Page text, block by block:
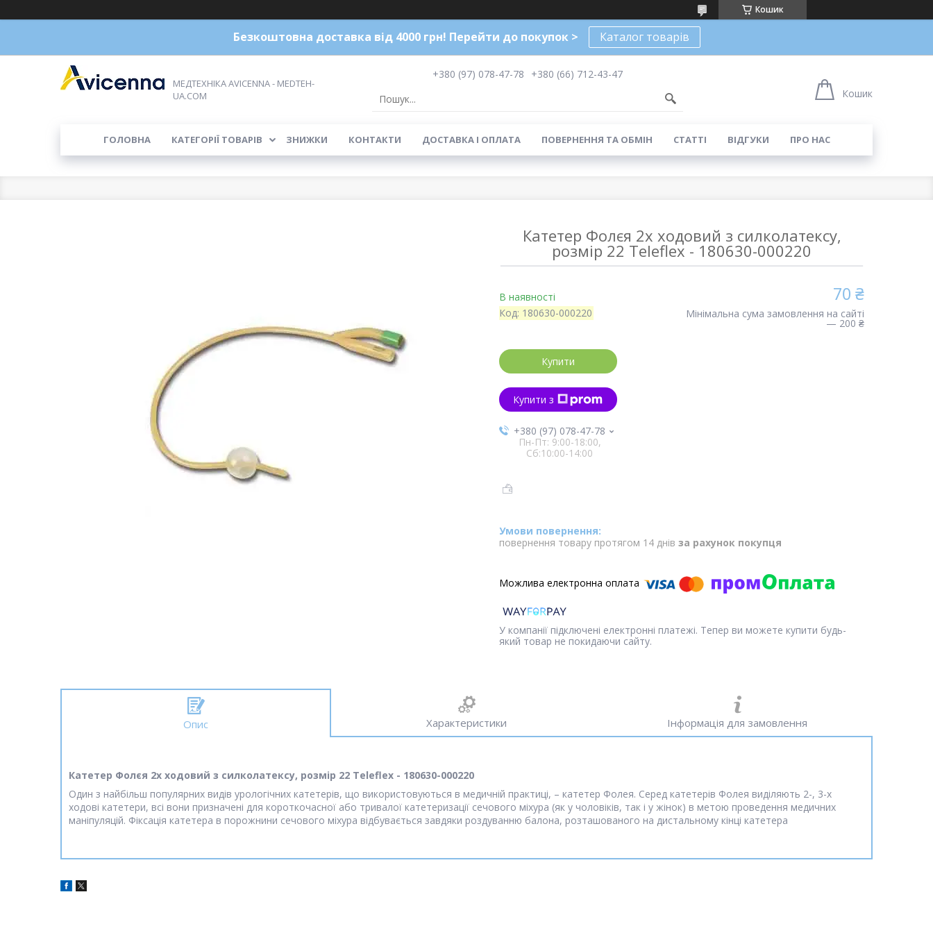
Кошик
Безкоштовна доставка від 4000 грн! Перейти до покупок > Каталог товарів
МЕДТЕХНІКА AVICENNA - MEDTEH-
UA.COM
+380 (97) 078-47-78
+380 (66) 712-43-47
Кошик
ГОЛОВНА КАТЕГОРІЇ ТОВАРІВ ЗНИЖКИ КОНТАКТИ ДОСТАВКА І ОПЛАТА ПОВЕРНЕННЯ ТА ОБМІН СТАТТІ ВІДГУКИ ПРО НАС
Катетер Фолєя 2х ходовий з силколатексу,
розмір 22 Teleflex - 180630-000220
В наявності
Код: 180630-000220
70 ₴
Мінімальна сума замовлення на сайті
— 200 ₴
Купити
Купити з
+380 (97) 078-47-78
Пн-Пт: 9:00-18:00,
Сб:10:00-14:00
повернення товару протягом 14 днів за рахунок покупця
У компанії підключені електронні платежі. Тепер ви можете купити будь-
який товар не покидаючи сайту.
Опис Характеристики Інформація для замовлення
Катетер Фолєя 2х ходовий з силколатексу, розмір 22 Teleflex - 180630-000220
Один з найбільш популярних видів урологічних катетерів, що використовуються в медичній практиці, – катетер Фолея. Серед катетерів Фолея виділяють 2-, 3-х
ходові катетери, всі вони призначені для короткочасної або тривалої катетеризації сечового міхура (як у чоловіків, так і у жінок) в метою проведення медичних
маніпуляцій. Фіксація катетера в порожнини сечового міхура відбувається завдяки роздуванню балона, розташованого на дистальному кінці катетера